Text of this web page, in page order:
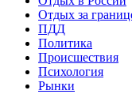
Отдых за
ПДД
Политика
Происшествия
Психология
Рынки